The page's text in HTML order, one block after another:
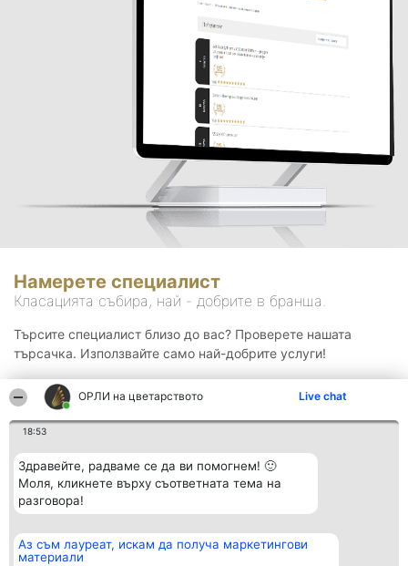
ОРЛИ на цветарството Live chat
18:53
Здравейте, радваме се да ви помогнем! 🙂
Моля, кликнете върху съответната тема на
разговора!
Аз съм лауреат, искам да получа маркетингови
материали
Намерете специалист
Класацията събира, най - добрите в бранша.
Търсите специалист близо до вас? Проверете нашата
търсачка. Използвайте само най-добрите услуги!
Организатор на
класиране
Класация Контакти